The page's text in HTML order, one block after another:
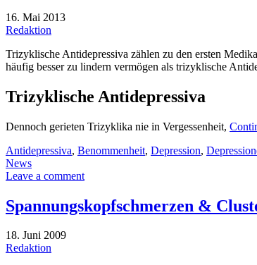
16. Mai 2013
Redaktion
Trizyklische Antidepressiva zählen zu den ersten
häufig besser zu lindern vermögen als trizyklische
Trizyklische Antidepressiva
Dennoch gerieten Trizyklika nie in Vergessenheit,
Antidepressiva, Benommenheit, Depression,
News
Leave a comment
Spannungskopfschmerzen &
18. Juni 2009
Redaktion